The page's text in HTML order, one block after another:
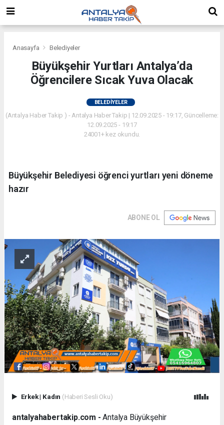
Anasayfa Belediyeler
Büyükşehir Yurtları Antalya’da
Öğrencilere Sıcak Yuva Olacak
BELEDIYELER
(Antalya Haber Takip ) - Antalya Haber Takip | 12.09.2025 - 19:17, Güncelleme:
12.09.2025 - 19:17
24001+ kez okundu.
Büyükşehir Belediyesi öğrenci yurtları yeni döneme
hazır
ABONE OL
Erkek| Kadın (Haberi Sesli Oku)
antalyahabertakip.com - Antalya Büyükşehir